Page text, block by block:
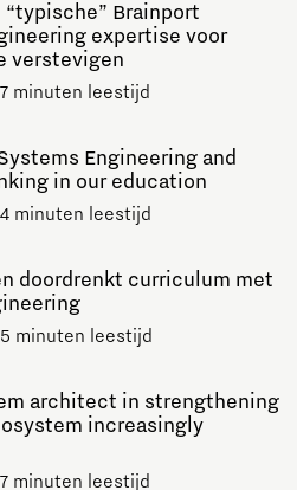
Brainport
expertise voor
verstevigen
7 minuten leestijd
Engineering and
in our education
4 minuten leestijd
doordrenkt curriculum met
5 minuten leestijd
architect in strengthening
increasingly
7 minuten leestijd